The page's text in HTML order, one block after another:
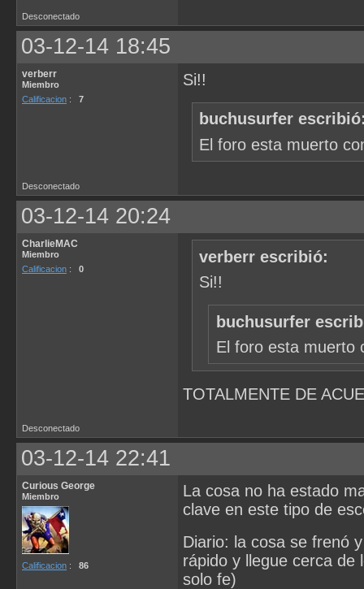
Desconectado
03-12-14 18:45
verberr
Miembro
Calificacion : 7
Si!!
buchusurfer
El foro esta muerto
Desconectado
03-12-14 20:24
CharlieMAC
Miembro
Calificacion : 0
verberr escribió:
Si!!
buchusurfer
El foro esta muerto
TOTALMENTE DE
Desconectado
03-12-14 22:41
Curious George
Miembro
Calificacion : 86
La cosa no ha estado
clave en este tipo de
Diario: la cosa se frenó
rápido y llegue cerca de
solo fe)